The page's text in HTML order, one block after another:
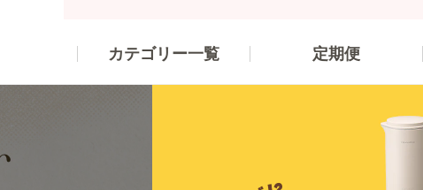
カテゴリー一覧 定期便